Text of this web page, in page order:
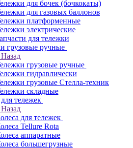
для бочек (бочкокаты)
для газовых баллонов
платформенные
электрические
для тележки
грузовые ручные
Назад
грузовые ручные
гидравлически
грузовые Стелла-техник
складные
тележек
Назад
для тележек
Tellure Rota
аппаратные
большегрузные